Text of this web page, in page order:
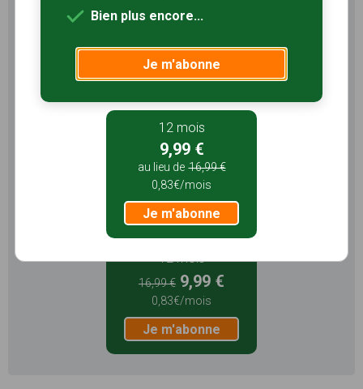
Le compteRando
permet de profiter de tout le
Favoris illimités
5,99 €
1,99€/mois
Je m'abonne
12 mois
16,99 € 9,99 €
0,83€/mois
Je m'abonne
Bien plus encore...
Je m'abonne
12 mois
9,99 €
au lieu de 16,99 €
0,83€/mois
Je m'abonne